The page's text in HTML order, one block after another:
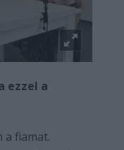
ezzel a
a fiamat.